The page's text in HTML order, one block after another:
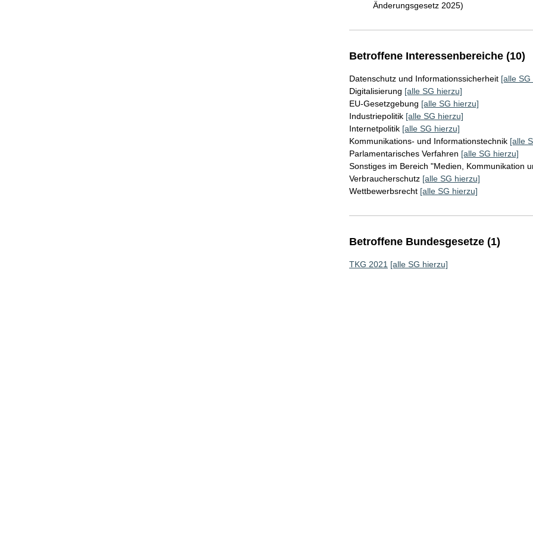
Änderungsgesetz 2025)
Betroffene Interessenbereiche (10)
Datenschutz und Informationssicherheit [alle
Digitalisierung [alle SG hierzu]
EU-Gesetzgebung [alle SG hierzu]
Industriepolitik [alle SG hierzu]
Internetpolitik [alle SG hierzu]
Kommunikations- und Informationstechnik [alle
Parlamentarisches Verfahren [alle SG hierzu]
Sonstiges im Bereich "Medien, Kommunikation
Verbraucherschutz [alle SG hierzu]
Wettbewerbsrecht [alle SG hierzu]
Betroffene Bundesgesetze (1)
TKG 2021 [alle SG hierzu]